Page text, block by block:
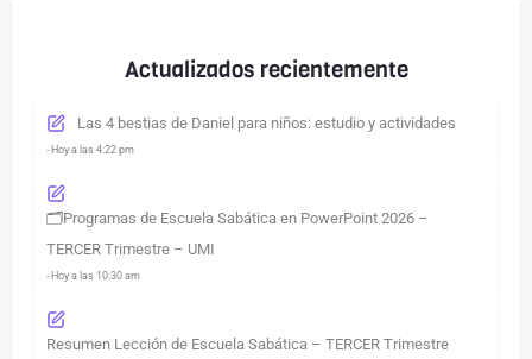
Actualizados recientemente
Las 4 bestias de Daniel para niños: estudio y actividades
- Hoy a las 4:22 pm
🗂️Programas de Escuela Sabática en PowerPoint 2026 –
TERCER Trimestre – UMI
- Hoy a las 10:30 am
Resumen Lección de Escuela Sabática – TERCER Trimestre